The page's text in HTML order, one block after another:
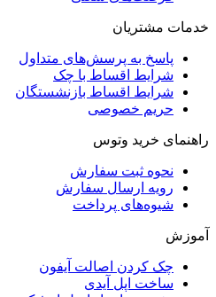
خدمات مشتریان
پاسخ به پرسش‌های متداول
شرایط اقساط با چک
شرایط اقساط بازنشستگان
حریم خصوصی
راهنمای خرید وتوس
نحوه ثبت سفارش
رویه ارسال سفارش
شیوه‌های پرداخت
آموزش
چک کردن اصالت آیفون
ساخت اپل آیدی